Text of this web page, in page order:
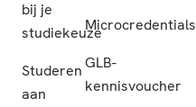
bij je
studiekeuze
Studeren
aan
Microcredentials
GLB-
kennisvoucher